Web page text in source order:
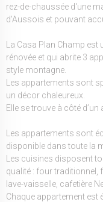
rez-de-chaussée d'une
d'Aussois et pouvant
La Casa Plan Champ
rénovée et qui abrite 3
style montagne.
Les appartements sont
un décor chaleureux.
Elle se trouve à côté
Les appartements sont
disponible dans toute la
Les cuisines disposent
qualité : four traditionnel,
lave-vaisselle, cafetière
Chaque appartement est